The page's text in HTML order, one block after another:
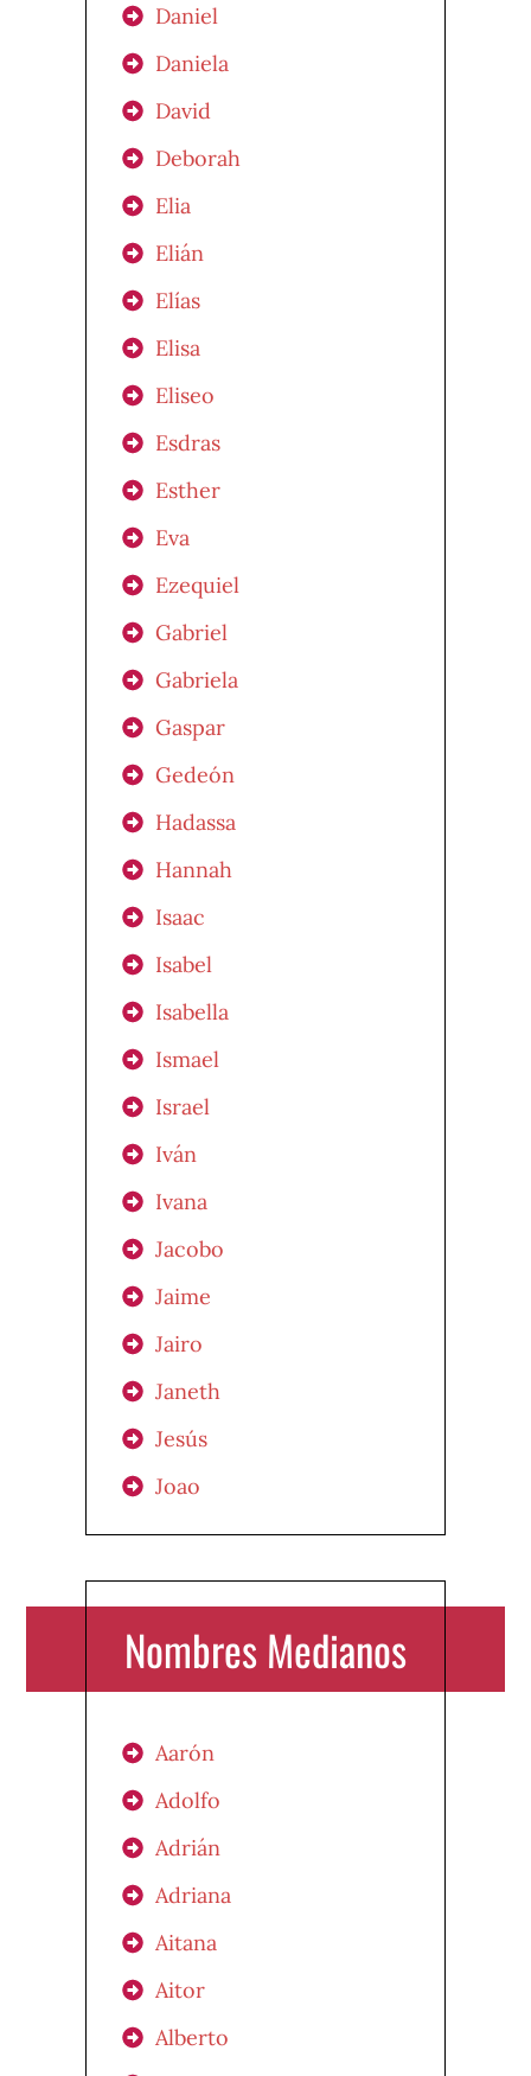
Daniel
Daniela
David
Deborah
Elia
Elián
Elías
Elisa
Eliseo
Esdras
Esther
Eva
Ezequiel
Gabriel
Gabriela
Gaspar
Gedeón
Hadassa
Hannah
Isaac
Isabel
Isabella
Ismael
Israel
Iván
Ivana
Jacobo
Jaime
Jairo
Janeth
Jesús
Joao
Nombres Medianos
Aarón
Adolfo
Adrián
Adriana
Aitana
Aitor
Alberto